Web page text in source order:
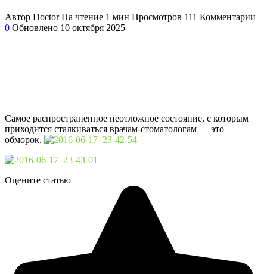
Автор Doctor На чтение 1 мин Просмотров 111 Комментарии
0 Обновлено 10 октября 2025
Самое распространенное неотложное состояние, с которым
приходится сталкиваться врачам-стоматологам — это
обморок.
Оцените статью